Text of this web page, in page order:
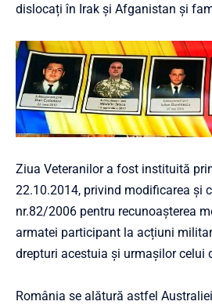
dislocați în Irak și Afganistan și
Ziua Veteranilor a fost instituită
22.10.2014, privind modificarea și
nr.82/2006 pentru recunoașterea
armatei participant la acțiuni
drepturi acestuia și urmașilor celui
România se alătură astfel